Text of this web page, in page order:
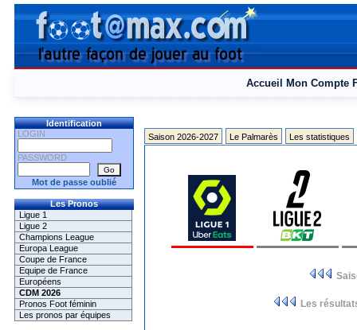
Accueil Mon Compte
Identification
LOGIN
PASSWORD
Mot de passe oublié
Les Pronos
Ligue 1
Ligue 2
Champions League
Europa League
Coupe de France
Equipe de France
Européens
CDM 2026
Pronos Foot féminin
Les pronos par équipes
Saison 2026-2027 Le Palmarès Les statistiques
Les